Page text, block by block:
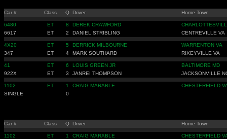
Car # Class Q Driver Home Town
6480 ET 8 DEREK CRAWFORD
6617
ET 2 DANIEL STRIBLING CENTREVILLE VA
4X20 ET 5 DERRICK MILBOURNE
WARRENTON VA
347
ET 4 MARK SOUTHARD RIXEYVILLE VA
41 ET 6 LOUIS GREEN JR
BALTIMORE MD
922X
ET 3 JANREI THOMPSON JACKSONVILLE
1102 ET 1 CRAIG MARABLE
CHESTERFIELD
SINGLE
0
Car # Class Q Driver Home Town
1102 ET 1 CRAIG MARABLE
CHESTERFIELD